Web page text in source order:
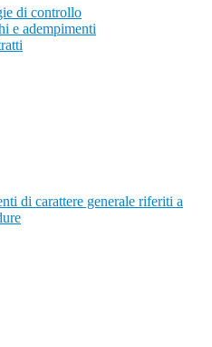
di controllo
e adempimenti
di carattere generale riferiti a